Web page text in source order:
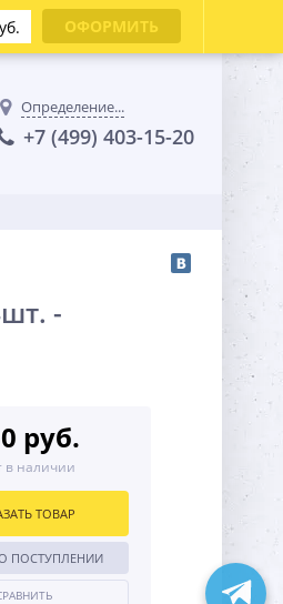
Определение...
+7 (499) 403-15-20
-
руб.
в наличии
ТОВАР
ПОСТУПЛЕНИИ
ОФОРМИТЬ